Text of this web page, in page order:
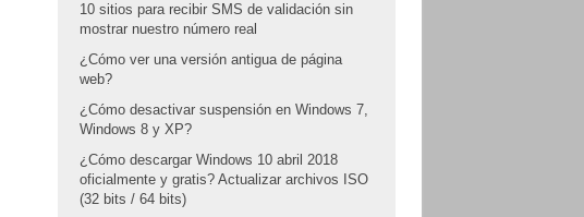
10 sitios para recibir SMS de validación sin
mostrar nuestro número real
¿Cómo ver una versión antigua de página
web?
¿Cómo desactivar suspensión en Windows 7,
Windows 8 y XP?
¿Cómo descargar Windows 10 abril 2018
oficialmente y gratis? Actualizar archivos ISO
(32 bits / 64 bits)